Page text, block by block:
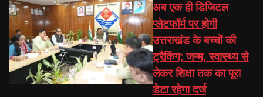
अब एक ही डिजिटल
प्लेटफॉर्म पर होगी
उत्तराखंड के बच्चों की
ट्रैकिंग; जन्म, स्वास्थ्य से
लेकर शिक्षा तक का पूरा
डेटा रहेगा दर्ज